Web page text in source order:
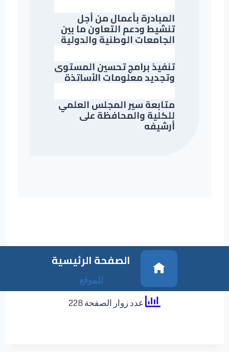
المبادرة بأعمال من أجل
تنشيط ودعم التعاون ما بين
الجامعات الوطنية والدولية
تنفيذ برامج تحسين المستوى
وتجديد معلومات الأساتذة
متابعة سير المجلس العلمي
للكلية والمحافظة على
أرشيفه
الصفحة الرئيسية
للموقع
عدد زوار الصفحة 228